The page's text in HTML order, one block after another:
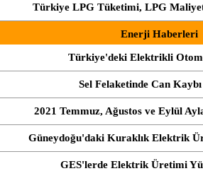
Türkiye LPG Tüketimi, LPG
Enerji Haberleri
Türkiye'deki Elektrikli
Sel Felaketinde Can
2021 Temmuz, Ağustos ve Eylül
Güneydoğu'daki Kuraklık Elektrik
GES'lerde Elektrik Üretimi